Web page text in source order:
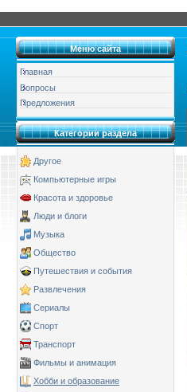
Меню сайта
Главная
Вопросы
Предложения
Категории раздела
Другое
Компьютерные игры
Красота и здоровье
Люди и блоги
Музыка
Общество
Путешествия и события
Развлечения
Сериалы
Спорт
Транспорт
Фильмы и анимация
Хобби и образование